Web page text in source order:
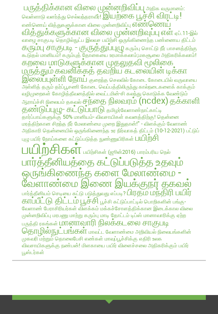
பருத்திக்கான விலை முன்னறிவிப்பு அதிக வருமானம்:
வெள்ளாடு வளர்த்து செல்வந்தராவீர்! இயற்கை பூச்சி விரட்டி!
எண்ணெய் வித்துகளுக்கான விலை முன்னறிவிப்பு எண்ணெய்
வித்துக்களுக்கான விலை முன்னறிவுப்புஎள் ஏப்.11-இல்
வாழை சாகுபடி தொழில்நுட்ப இலவச பயிற்சி ஒருங்கிணைந்த பண்ணைய திட்டம்
கரும்பு சாகுபடி - குருத்துப்புழு கரும்பு சொட்டு நீர் பாசனத்திற்கு
கூடுதல் மானியம்! கரும்புத் தோகையை உரமாக்கலாம்;மகசூலை அதிகரிக்கலாம்!
கறவை மாடுகளுக்கான முதலுதவி மூலிகை
மருத்தும்கவனிக்கத் தவறிய கடலையின் டிக்கா
இலைப்புள்ளி நோய் குறைந்த செலவில் கோடை கோடையில் வருவாயை
அள்ளித் தரும் தர்ப்பூசணி கோடை வெப்பத்திலிருந்து கால்நடைகளைக் காக்கும்
வழிமுறைகள் கோழித்தீவனத்தில் வைட்டமின்-சி கலந்து கொடுக்க வேண்டும்
ஆராய்ச்சி நிலையம் தகவல் சந்தை நிலவரம் (ncdex)தக்காளி
தண்டுப்புழு- கட்டுப்பாடு தமிழர்வேளாண்நாட்காட்டி
தார்ப்பாய்களுக்கு 50% மானியம்- விவசாயிகள் கவனத்திற்கு! தென்னை
மரத்திற்கான சிறந்த நீர் மேலாண்மை முறை இதுதான்!" - விளக்கும் வேளாண்
அதிகாரி தென்னையில் ஒருங்கிணைந்த உர நிர்வாகத் திட்டம் (10-12-2021) பட்டுப்
புழு பயிர் நோய்களை கட்டுப்படுத்த நுண்ணுயிரிகள் பயிற்சி
பயிற்சிகள் பயிற்சிகள் (ஜூன்2016) பாரம்பரிய நெல்
பார்த்தீனியத்தை கட்டுப்படுத்த உதவும்
ஒருங்கிணைந்த களை மேலாண்மை -
வேளாண்மை இணை இயக்குநர் தகவல்
பார்த்தீனியம் செடியை கட்டு படுத்துவது எப்படி? பிரதம மந்திரி பயிர்
காப்பீட்டு திட்டம்பூச்சி பூச்சி கட்டுப்பாட்டில் பொறிகளின் பங்கு-
வேளாண் பேராசிரியர்கள் விளக்கம் மக்கச்சோளத்திக்கான இடைக்கால விலை
முன்னறிவிப்பு மரபணு மாற்று கரும்பு மாடி தோட்டம் டிப்ஸ் மானாவாரிக்கு ஏற்ற
பருத்தி ரகங்கள் மானாவாரி நிலக்கடலை சாகுபடி
தொழில்நுட்பங்கள் மாவட்ட வேளாண்மை அறிவியல் நிலையங்களின்
முகவரி மற்றும் தொலைபேசி எண்கள் மாவுப்பூச்சிக்கு எதிரி உலக
விவசாயிகளுக்கு நண்பன்! மிளகாயை பயிர் விளைச்சலை அதிகரிக்கும் பயிர்
பூஸ்டர்கள்